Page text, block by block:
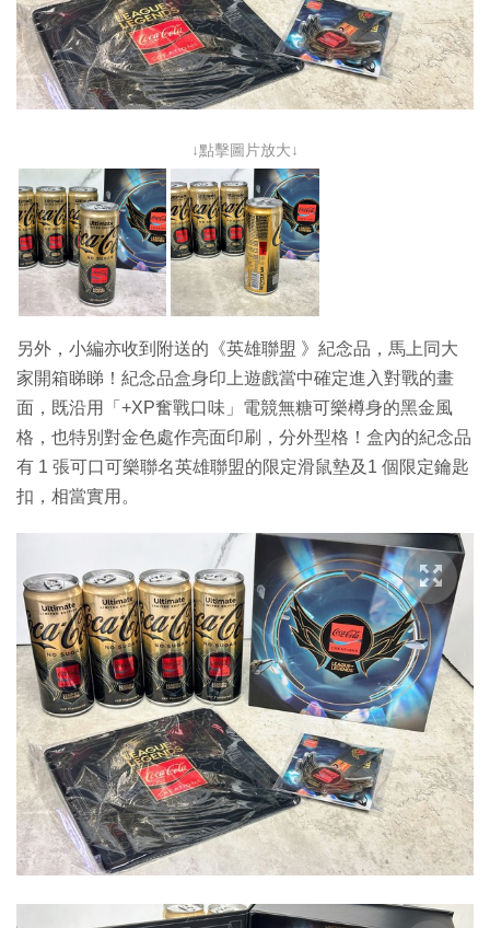
↓點擊圖片放大↓
另外，小編亦收到附送的《英雄聯盟 》紀念品，馬上同大
家開箱睇睇！紀念品盒身印上遊戲當中確定進入對戰的畫
面，既沿用「+XP奮戰口味」電競無糖可樂樽身的黑金風
格，也特別對金色處作亮面印刷，分外型格！盒內的紀念品
有 1 張可口可樂聯名英雄聯盟的限定滑鼠墊及1 個限定鑰匙
扣，相當實用。